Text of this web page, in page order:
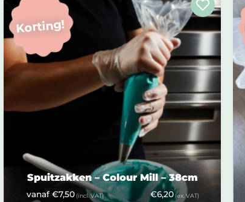
Korting!
Spuitzakken – Colour Mill – 38cm
vanaf €7,50(incl. VAT) €6,20(ex. VAT)